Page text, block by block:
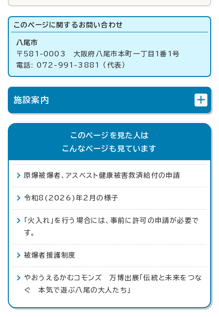
このページに関する お問い合わせ
八尾市
〒581-0003 大阪府八尾市本町一丁目1番1号
電話: 072-991-3881 （代表）
施設案内
このページを見た人は
こんなページも見ています
原爆被爆者、アスベスト健康被害救済給付の申請
令和8(2026)年2月の様子
「火入れ」を行う場合には、事前に許可の申請が必要で
す。
被爆者援護制度
やおうえるかむコモンズ 万博出展「伝統と未来をつな
ぐ 本気で遊ぶ八尾の大人たち」